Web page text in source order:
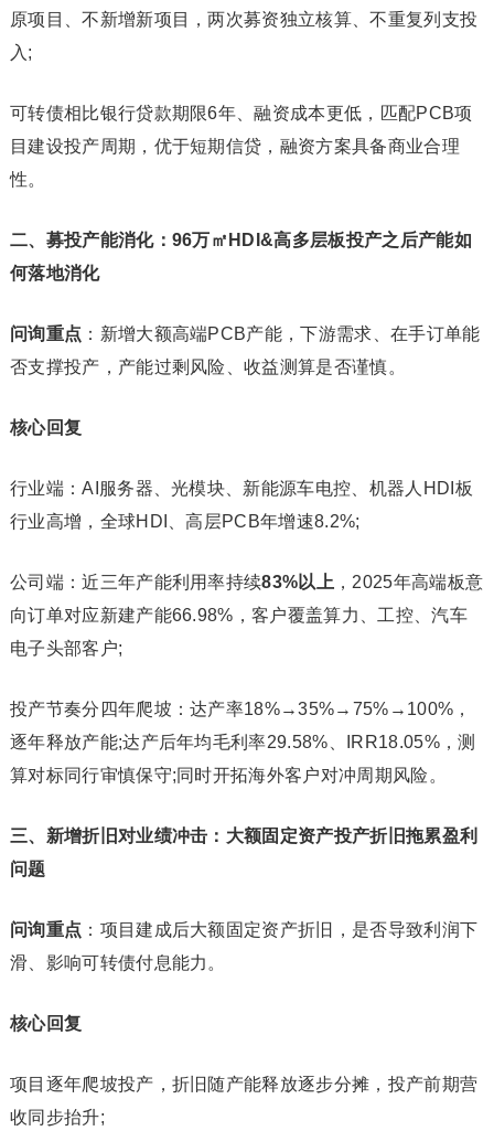
原项目、不新增新项目，两次募资独立核算、不重复列支投
入;
可转债相比银行贷款期限6年、融资成本更低，匹配PCB项
目建设投产周期，优于短期信贷，融资方案具备商业合理
性。
二、募投产能消化：96万㎡HDI&高多层板投产之后产能如
何落地消化
问询重点 ：新增大额高端PCB产能，下游需求、在手订单能
否支撑投产，产能过剩风险、收益测算是否谨慎。
核心回复
行业端：AI服务器、光模块、新能源车电控、机器人HDI板
行业高增，全球HDI、高层PCB年增速8.2%;
公司端：近三年产能利用率持续83%以上 ，2025年高端板意
向订单对应新建产能66.98%，客户覆盖算力、工控、汽车
电子头部客户;
投产节奏分四年爬坡：达产率18%→35%→75%→100%，
逐年释放产能;达产后年均毛利率29.58%、IRR18.05%，测
算对标同行审慎保守;同时开拓海外客户对冲周期风险。
三、新增折旧对业绩冲击：大额固定资产投产折旧拖累盈利
问题
问询重点 ：项目建成后大额固定资产折旧，是否导致利润下
滑、影响可转债付息能力。
核心回复
项目逐年爬坡投产，折旧随产能释放逐步分摊，投产前期营
收同步抬升;